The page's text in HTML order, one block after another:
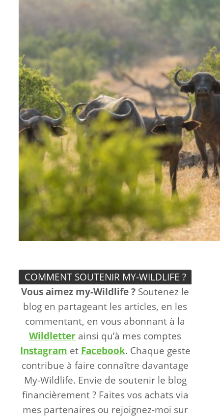
COMMENT SOUTENIR MY-WILDLIFE ?
Vous aimez my-Wildlife ? Soutenez le
blog en partageant les articles, en les
commentant, en vous abonnant à la
Wildletter ainsi qu’à mes comptes
Instagram et Facebook. Chaque geste
contribue à faire connaître davantage
My-Wildlife. Envie de soutenir le blog
financièrement ? Faites vos achats via
mes partenaires ou rejoignez-moi sur